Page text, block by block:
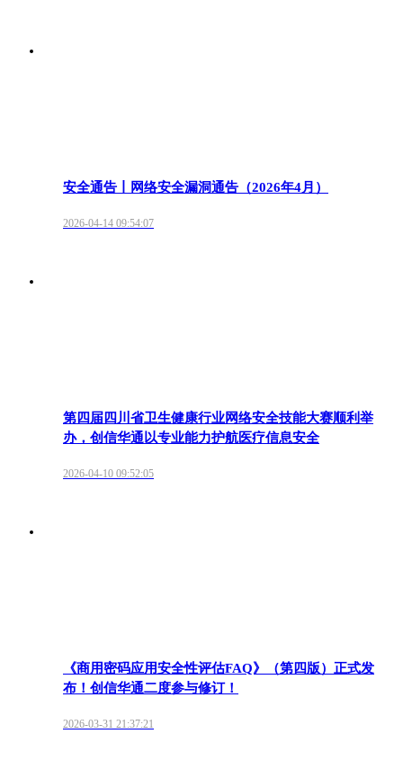
安全通告丨网络安全漏洞通告（2026年4月）
2026-04-14 09:54:07
第四届四川省卫生健康行业网络安全技能大赛顺利举
办，创信华通以专业能力护航医疗信息安全
2026-04-10 09:52:05
《商用密码应用安全性评估FAQ》（第四版）正式发
布！创信华通二度参与修订！
2026-03-31 21:37:21